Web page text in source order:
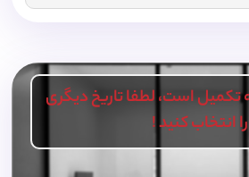
است، لطفا تاریخ دیگری
را انتخاب کنید !